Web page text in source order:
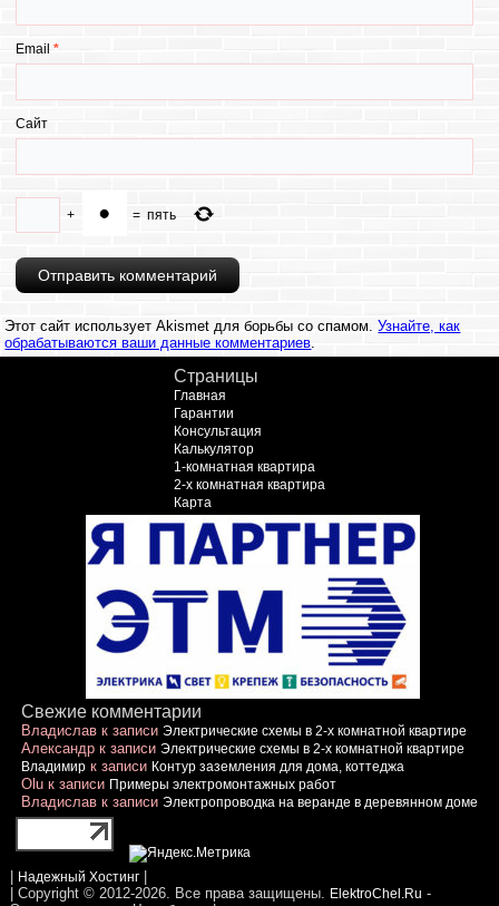
Email*
Сайт
+ = пять
Этот сайт использует Akismet для борьбы со спамом.Узнайте, как
обрабатываются ваши данные комментариев.
Страницы
Главная
Гарантии
Консультация
Калькулятор
1-комнатная квартира
2-х комнатная квартира
Карта
Свежие комментарии
Владислав к записи Электрические схемы в 2-х комнатной квартире
Александр к записи Электрические схемы в 2-х комнатной квартире
Владимир к записи Контур заземления для дома, коттеджа
Olu к записи Примеры электромонтажных работ
Владислав к записи Электропроводка на веранде в деревянном доме
Надежный Хостинг|
| Copyright © 2012-2026. Все права защищены.
ElektroChel.Ru -